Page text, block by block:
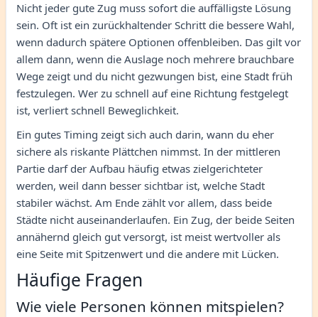
Nicht jeder gute Zug muss sofort die auffälligste Lösung
sein. Oft ist ein zurückhaltender Schritt die bessere Wahl,
wenn dadurch spätere Optionen offenbleiben. Das gilt vor
allem dann, wenn die Auslage noch mehrere brauchbare
Wege zeigt und du nicht gezwungen bist, eine Stadt früh
festzulegen. Wer zu schnell auf eine Richtung festgelegt
ist, verliert schnell Beweglichkeit.
Ein gutes Timing zeigt sich auch darin, wann du eher
sichere als riskante Plättchen nimmst. In der mittleren
Partie darf der Aufbau häufig etwas zielgerichteter
werden, weil dann besser sichtbar ist, welche Stadt
stabiler wächst. Am Ende zählt vor allem, dass beide
Städte nicht auseinanderlaufen. Ein Zug, der beide Seiten
annähernd gleich gut versorgt, ist meist wertvoller als
eine Seite mit Spitzenwert und die andere mit Lücken.
Häufige Fragen
Wie viele Personen können mitspielen?